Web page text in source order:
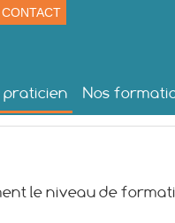
CONTACT
praticien Nos
le niveau de